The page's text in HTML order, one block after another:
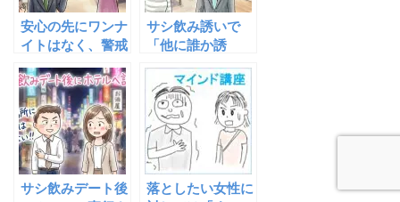
安心の先にワンナ
イトはなく、警戒
が待っている
サシ飲み誘いで
「他に誰か誘
心理７つと、ワン
ナイトを確定させ
る奇跡の切り返し
サシ飲みデート後
落としたい女性に